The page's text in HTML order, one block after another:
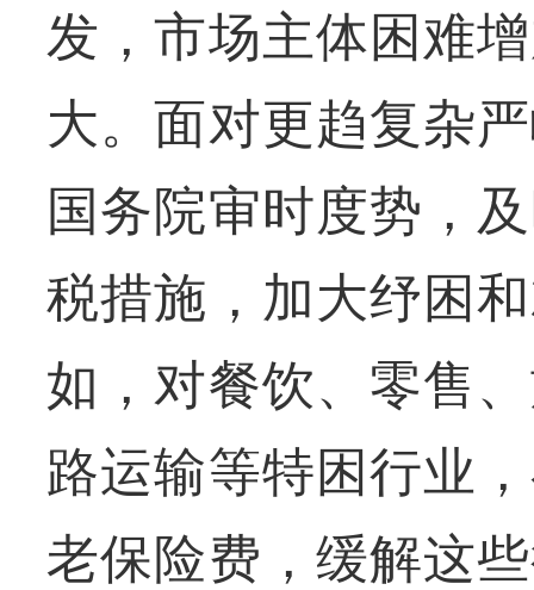
发，市场主体困难
大。面对更趋复杂
国务院审时度势，
税措施，加大纾困
如，对餐饮、零售
路运输等特困行业
老保险费，缓解这